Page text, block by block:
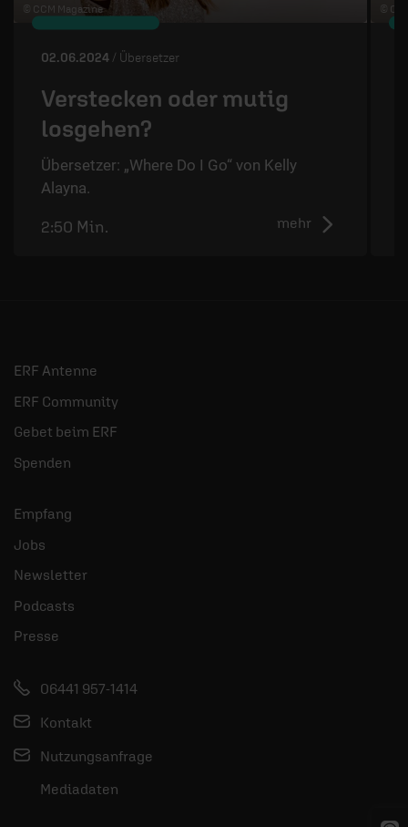
© CCM Magazine
02.06.2024 / Übersetzer
Verstecken oder mutig
losgehen?
Übersetzer: „Where Do I Go“ von Kelly
Alayna.
mehr
2:50 Min.
©
ERF Antenne
ERF Community
Gebet beim ERF
Spenden
Empfang
Jobs
Newsletter
Podcasts
Presse
06441 957-1414
Kontakt
Nutzungsanfrage
Mediadaten